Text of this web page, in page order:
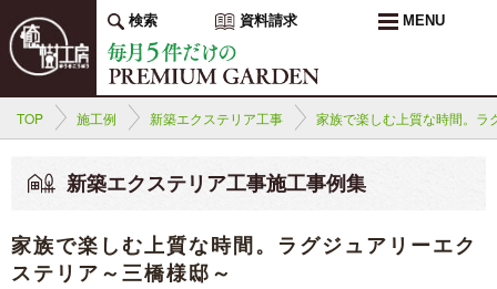
検索 資料請求 MENU
TOP 施工例 新築エクステリア工事 家族で楽しむ上質な時間。ラ
新築エクステリア工事施工事例集
家族で楽しむ上質な時間。ラグジュアリーエク
ステリア～三橋様邸～